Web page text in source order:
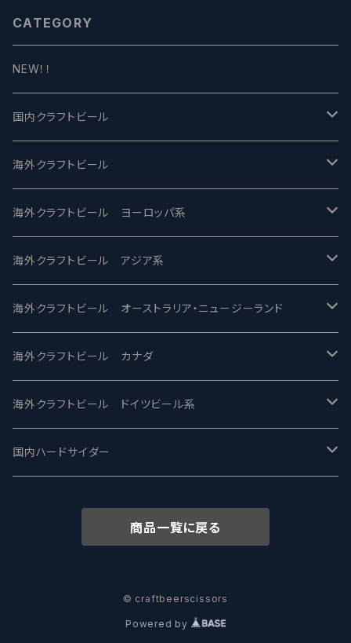
CATEGORY
NEW！！
国内クラフトビール
UCHU BREWING -うちゅうブルーイング
バテレ -VERTERE
2nd Story Ale Works -セカンドストーリー
ビアへるん - Beer Hearn
忽布古丹醸造 - HOP KOTAN
ワイマーケットブルーイング Y.Market Brewing
志賀高原ビール - SIGAKOGEN
箕面ビール - MINOH BEER
サンクトガーレン - Sankt Gallen
海外クラフトビール
Modern Times モダンタイムズ
Maui マウイ
Toppling Goliath トップリンゴライアス
Fair State フェアステイト
Lagunitas ラグニタス
FirestoneWalker ファイアストーン
Mikkeller ミッケラー
Hop Nation ホップネーション
海外クラフトビール ヨーロッパ系
UnBarred -アンバード
SAIREN /サイレン
ワイルドチャイルド - Wilde Child
BrewDog Brewery - ブリュードッグ
The Flying Inn / ザ フライイング イン
Lambiek Fabriek - ファブリーク
海外クラフトビール アジア系
gweilo-鬼佬 グウァイロ
Heart Of Darkness - ハートオブダークネス
Carbon brews -カーボン
TAIHU - タイフー
Behemoth - ベヒーモス
海外クラフトビール オーストラリア・ニュージーランド
ROCKY RIDGE - ロッキーリッジ
BODRIGGY BREWING ボッドリッジー
CO-CONSPIRATORS コ・コンスピレーターズ
Deep Creek Brewing Co.
8 Wired エイトワイアード
海外クラフトビール カナダ
Jackie O's ジャッキーオーズ
Westbrook ウェストブルック
Strathcona ストラスコナ
ODIN BREWING オディン
海外クラフトビール ドイツビール系
Karmeliten カーメリテン
Früh フリュー
国内ハードサイダー
商品一覧に戻る
© craftbeerscissors
Powered by